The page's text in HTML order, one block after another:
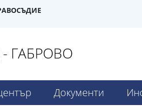
ГАБРОВО
Документи